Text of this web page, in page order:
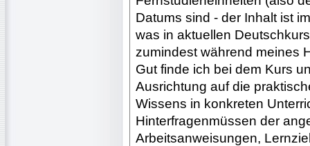
Datums sind - der Inhalt ist
was in aktuellen
zumindest während meines
Gut finde ich bei dem Kurs
Ausrichtung auf die
Wissens in konkreten
Hinterfragenmüssen der
Arbeitsanweisungen,